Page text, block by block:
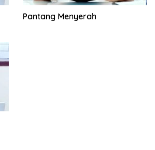
Pantang Menyerah